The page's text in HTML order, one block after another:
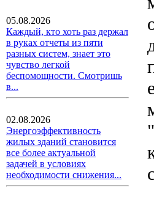
05.08.2026
Каждый, кто хоть раз держал
в руках отчеты из пяти
разных систем, знает это
чувство легкой
беспомощности. Смотришь
в...
02.08.2026
Энергоэффективность
жилых зданий становится
все более актуальной
задачей в условиях
необходимости снижения...